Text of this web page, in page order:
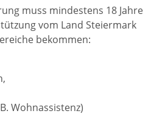
muss mindestens 18 Jahre
vom Land Steiermark
bekommen:
Wohnassistenz)